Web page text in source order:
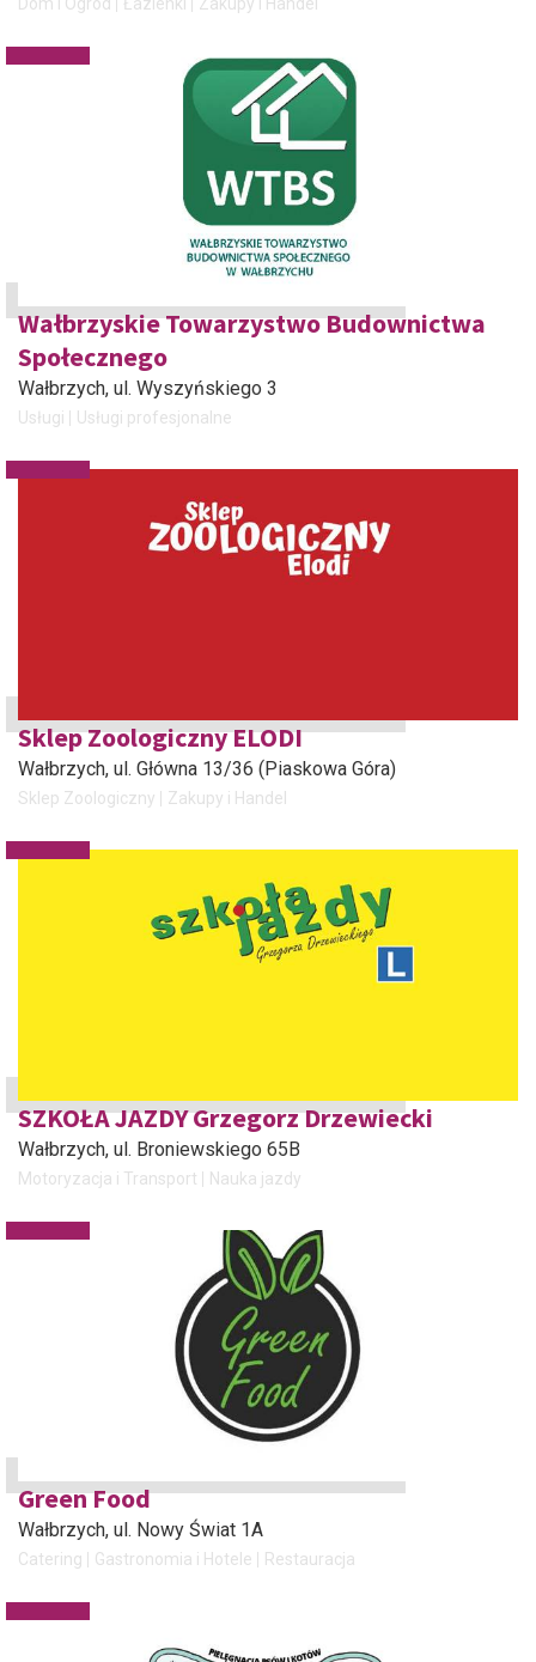
Wałbrzyskie Towarzystwo Budownictwa
Społecznego
Wałbrzych, ul. Wyszyńskiego 3
Usługi Usługi profesjonalne
Sklep Zoologiczny ELODI
Wałbrzych, ul. Główna 13/36 (Piaskowa Góra)
Sklep Zoologiczny Zakupy i Handel
SZKOŁA JAZDY Grzegorz Drzewiecki
Wałbrzych, ul. Broniewskiego 65B
Motoryzacja i Transport Nauka jazdy
Green Food
Wałbrzych, ul. Nowy Świat 1A
Catering Gastronomia i Hotele Restauracja